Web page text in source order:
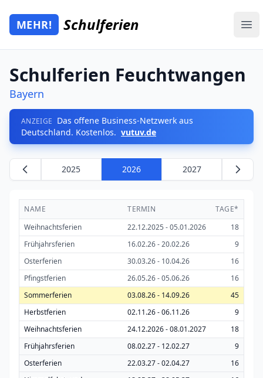
Zum Hauptinhalt springen
Mehr Schulferien
MEHR! Schulferien
Schulferien Feuchtwangen
Bayern
ANZEIGE Das offene Business-Netzwerk aus
Deutschland. Kostenlos. vutuv.de
2025 2026 2027
NAME TERMIN
TAGE*
Weihnachtsferien
22.12.2025 - 05.01.2026
18
Frühjahrsferien
16.02.26 - 20.02.26
9
Osterferien
30.03.26 - 10.04.26
16
Pfingstferien
26.05.26 - 05.06.26
16
Sommerferien
03.08.26 - 14.09.26
45
Herbstferien
02.11.26 - 06.11.26
9
Weihnachtsferien
24.12.2026 - 08.01.2027
18
Frühjahrsferien
08.02.27 - 12.02.27
9
Osterferien
22.03.27 - 02.04.27
16